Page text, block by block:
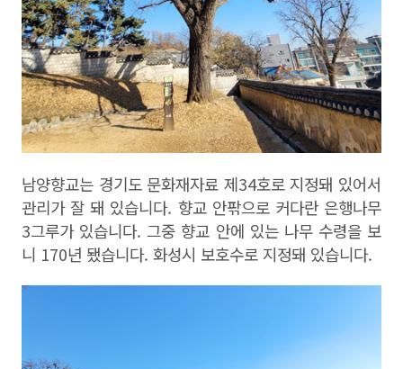
남양향교는 경기도 문화재자료 제34호로 지정돼 있어서
관리가 잘 돼 있습니다. 향교 안팎으로 커다란 은행나무
3그루가 있습니다. 그중 향교 안에 있는 나무 수령을 보
니 170년 됐습니다. 화성시 보호수로 지정돼 있습니다.